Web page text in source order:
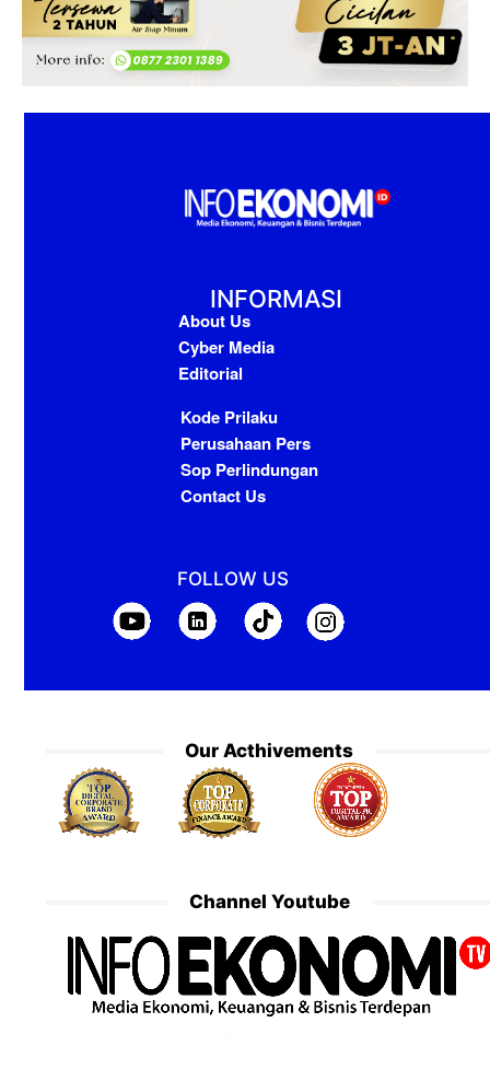
INFORMASI
About Us
Cyber Media
Editorial
Kode Prilaku
Perusahaan Pers
Sop Perlindungan
Contact Us
FOLLOW US
Our Acthivements
Channel Youtube